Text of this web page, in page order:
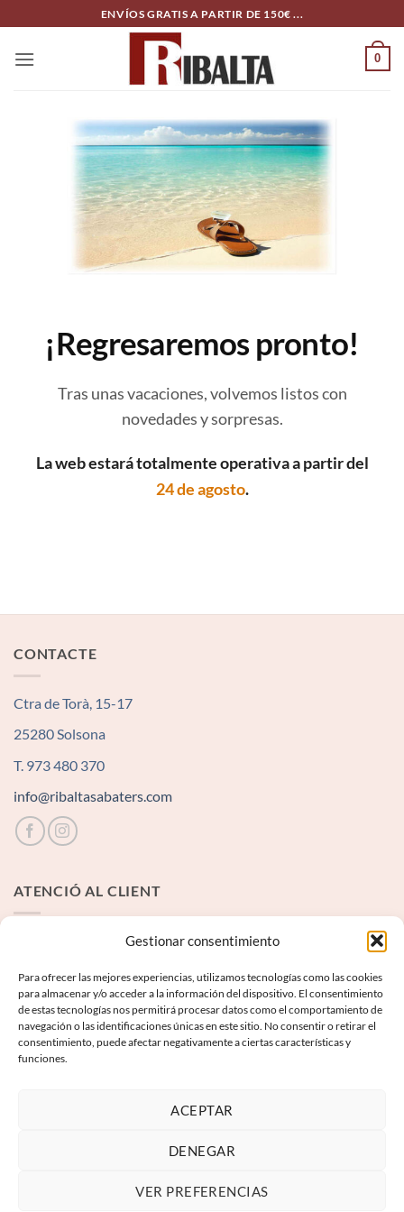
Gestionar consentimiento
Para ofrecer las mejores experiencias, utilizamos tecnologías como las cookies
para almacenar y/o acceder a la información del dispositivo. El consentimiento
de estas tecnologías nos permitirá procesar datos como el comportamiento de
navegación o las identificaciones únicas en este sitio. No consentir o retirar el
consentimiento, puede afectar negativamente a ciertas características y
funciones.
ACEPTAR
DENEGAR
VER PREFERENCIAS
to
content
ENVÍOS GRATIS A PARTIR DE 150€ ...
0
¡Regresaremos pronto!
Tras unas vacaciones, volvemos listos con
novedades y sorpresas.
La web estará totalmente operativa a partir del
24 de agosto.
CONTACTE
Ctra de Torà, 15-17
25280 Solsona
T. 973 480 370
info@ribaltasabaters.com
ATENCIÓ AL CLIENT
INFORMACIÓ LEGAL
Avís Legal